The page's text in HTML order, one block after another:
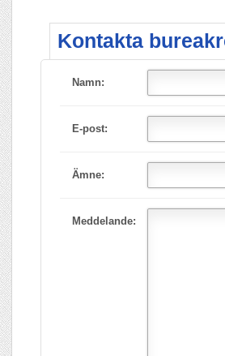
Kontakta
Namn:
E-post:
Ämne:
Meddelande: